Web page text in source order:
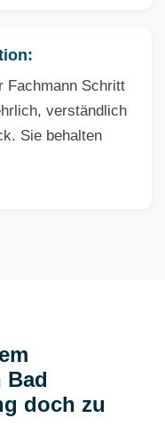
Fachmann Schritt
verständlich
Sie behalten
Bad
doch zu